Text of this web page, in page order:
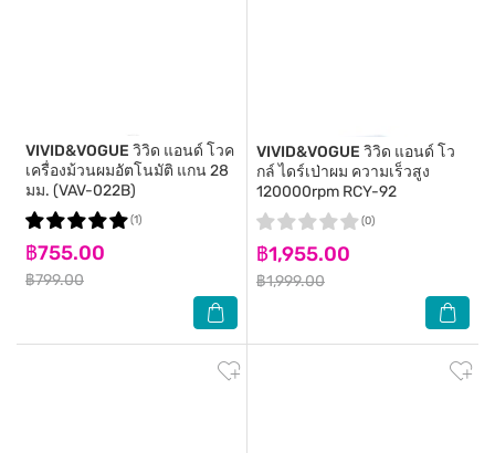
VIVID&VOGUE วิวิด แอนด์ โวค
เครื่องม้วนผมอัตโนมัติ แกน 28
มม. (VAV-022B)
฿755.00
฿799.00
(1)
VIVID&VOGUE วิวิด แอนด์ โว
กล์ ไดร์เป่าผม ความเร็วสูง
120000rpm RCY-92
฿1,955.00
฿1,999.00
(0)